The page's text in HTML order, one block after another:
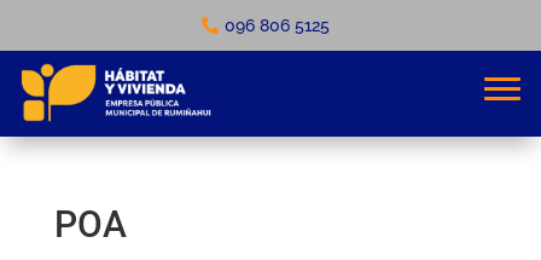
096 806 5125
POA